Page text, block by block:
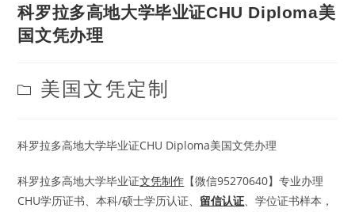
科罗拉多高地大学毕业证CHU Diploma美
国文凭办理
Post
category:
美国文凭定制
科罗拉多高地大学毕业证CHU Diploma美国文凭办理
科罗拉多高地大学毕业证文凭制作 【微信95270640】专业办理
CHU学历证书、本科/硕士学历认证、 留信认证、学位证书样本，